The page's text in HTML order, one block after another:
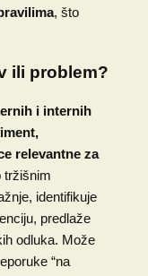
, što
ili problem?
i internih
relevantne za
tržišnim
identifikuje
predlaže
odluka. Može
“na